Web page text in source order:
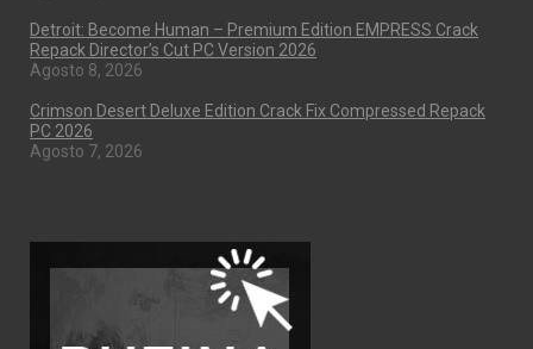
Detroit: Become Human – Premium Edition EMPRESS Crack
Repack Director’s Cut PC Version 2026
Agosto 8, 2026
Crimson Desert Deluxe Edition Crack Fix Compressed Repack
PC 2026
Agosto 7, 2026